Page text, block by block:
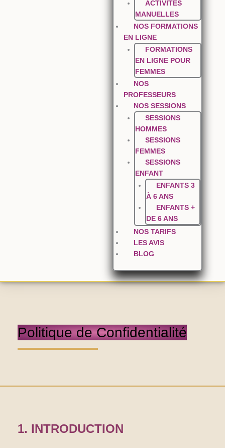
ACTIVITÉS
MANUELLES
NOS FORMATIONS
EN LIGNE
FORMATIONS
EN LIGNE POUR
FEMMES
NOS
PROFESSEURS
NOS SESSIONS
SESSIONS
HOMMES
SESSIONS
FEMMES
SESSIONS
ENFANT
ENFANTS 3
À 6 ANS
ENFANTS +
DE 6 ANS
NOS TARIFS
LES AVIS
BLOG
Politique de Confidentialité
1. INTRODUCTION